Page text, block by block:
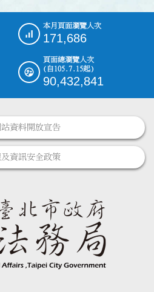
本月頁面瀏覽人次
171,686
頁面總瀏覽人次
(自105.7.15起)
90,432,841
資料開放宣告
及資訊安全政策